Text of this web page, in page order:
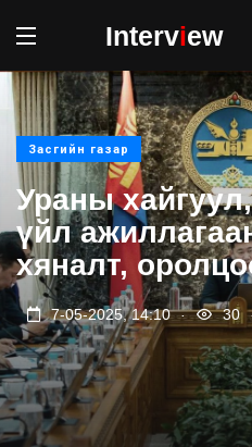
Interview
Засгийн газар
Ураны
үйл
хяналт,
7-05-2025, 14:10 . 30